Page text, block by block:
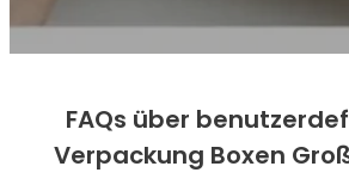
FAQs über
Verpackung Boxen